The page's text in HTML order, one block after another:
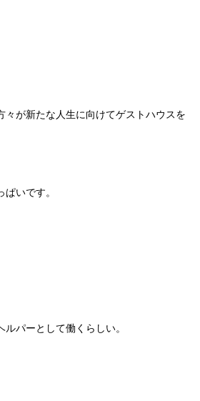
々が新たな人生に向けてゲストハウスを
いです。
パーとして働くらしい。